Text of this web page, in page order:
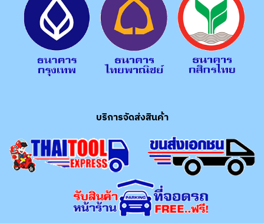
บริการจัดส่งสินค้า